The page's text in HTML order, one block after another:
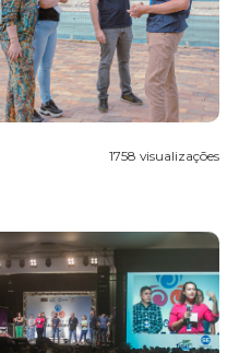
1758 visualizações